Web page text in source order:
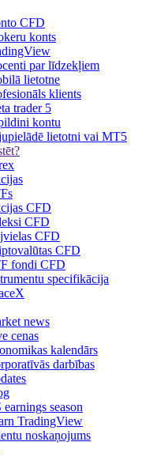
CFD
konts
par līdzekļiem
lietotne
klients
trader 5
kontu
lietotni vai MT5
CFD
CFD
CFD
CFD
fondi CFD
specifikācija
news
cenas
kalendārs
darbības
earnings season
TradingView
noskaņojums